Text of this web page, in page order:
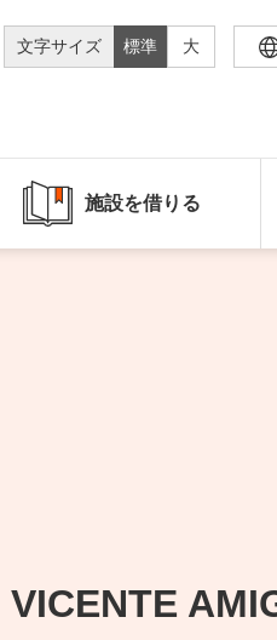
文字サイズ 標準 大
施設を借りる
VICENTE